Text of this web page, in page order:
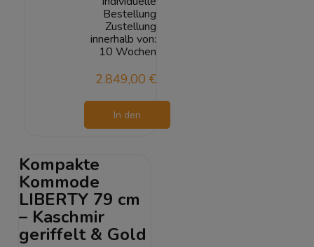
Bestellung
Zustellung
innerhalb von:
10 Wochen
2.849,00 €
In den
Kompakte
Kommode
LIBERTY 79 cm
– Kaschmir
geriffelt & Gold